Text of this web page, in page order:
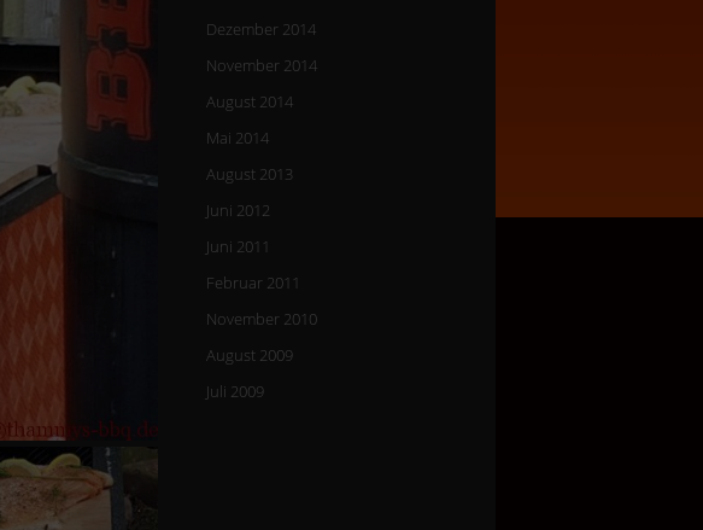
Dezember 2014
November 2014
August 2014
Mai 2014
August 2013
Juni 2012
Juni 2011
Februar 2011
November 2010
August 2009
Juli 2009